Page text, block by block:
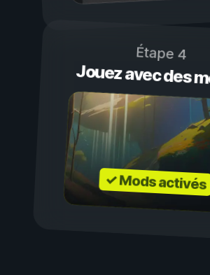
Étape 4
Jouez avec des
✓ Mods activés